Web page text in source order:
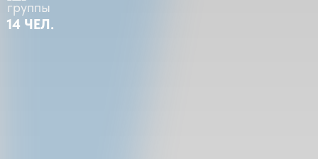
группы
14 ЧЕЛ.